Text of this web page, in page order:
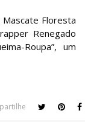
Floresta
Renegado
Roupa”, um